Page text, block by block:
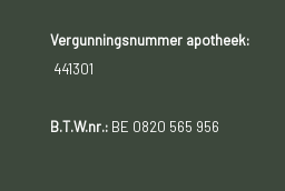
Vergunningsnummer apotheek:
441301
B.T.W.nr.:BE 0820 565 956